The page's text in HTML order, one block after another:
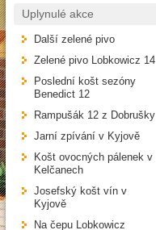
Uplynulé akce
Další zelené pivo
Zelené pivo Lobkowicz 14
Poslední košt sezóny
Benedict 12
Rampušák 12 z Dobrušky
Jarní zpívání v Kyjově
Košt ovocných pálenek v
Kelčanech
Josefský košt vín v
Kyjově
Na čepu Lobkowicz